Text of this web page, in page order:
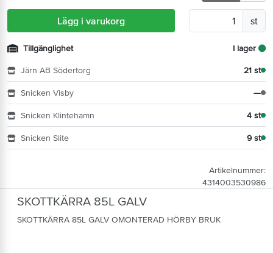
SKOTTKÄRRA 85L GALV
SKOTTKÄRRA 85L GALV OMONTERAD HÖRBY BRUK
Lägg i varukorg st
Tillgänglighet I lager
Järn AB Södertorg 21 st
Snicken Visby —
Snicken Klintehamn 4 st
Snicken Slite 9 st
Artikelnummer:
4314003530986